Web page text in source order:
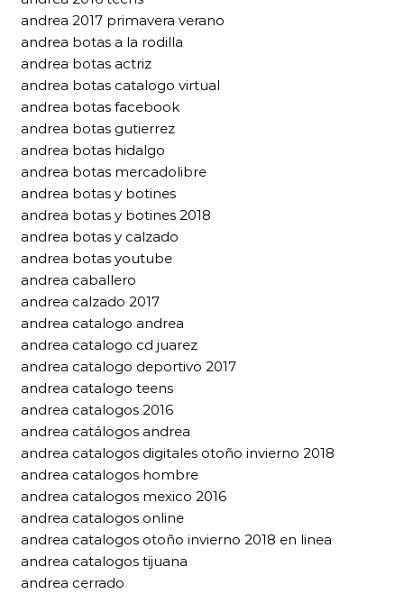
andrea 2017 primavera verano
andrea botas a la rodilla
andrea botas actriz
andrea botas catalogo virtual
andrea botas facebook
andrea botas gutierrez
andrea botas hidalgo
andrea botas mercadolibre
andrea botas y botines
andrea botas y botines 2018
andrea botas y calzado
andrea botas youtube
andrea caballero
andrea calzado 2017
andrea catalogo andrea
andrea catalogo cd juarez
andrea catalogo deportivo 2017
andrea catalogo teens
andrea catalogos 2016
andrea catálogos andrea
andrea catalogos digitales otoño invierno 2018
andrea catalogos hombre
andrea catalogos mexico 2016
andrea catalogos online
andrea catalogos otoño invierno 2018 en linea
andrea catalogos tijuana
andrea cerrado